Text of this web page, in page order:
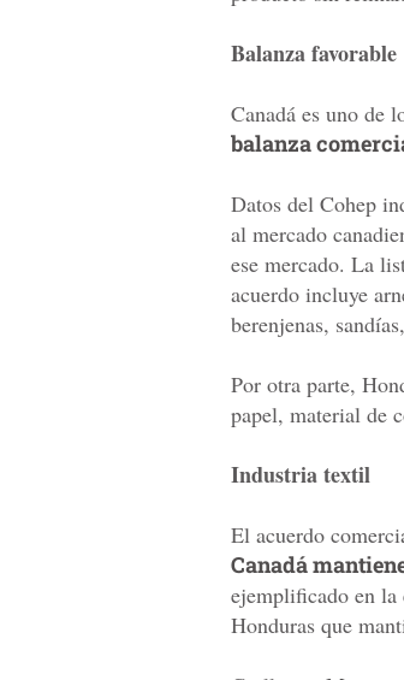
Balanza favorable
Canadá es uno de
balanza
Datos del Cohep
al mercado
ese mercado. La
acuerdo incluye
berenjenas,
Por otra parte,
papel, material de
Industria textil
El acuerdo
Canadá
ejemplificado en la
Honduras que